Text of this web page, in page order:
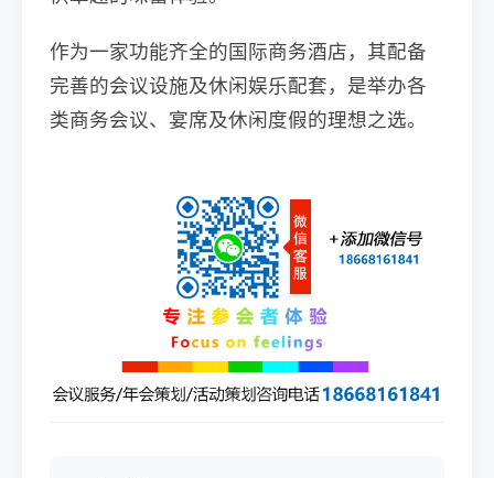
作为一家功能齐全的国际商务酒店，其配备
完善的会议设施及休闲娱乐配套，是举办各
类商务会议、宴席及休闲度假的理想之选。